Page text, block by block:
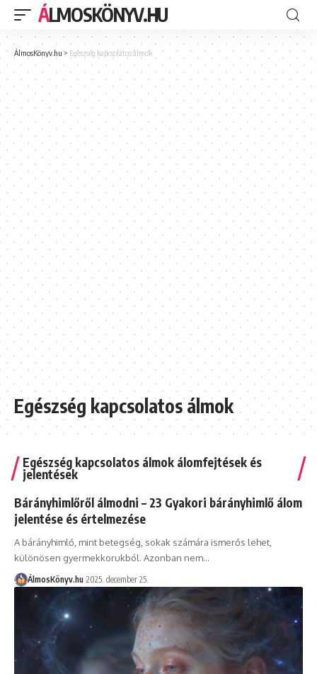
ÁLMOSKÖNYV.HU
ÁlmosKönyv.hu> Egészség kapcsolatos álmok
Egészség kapcsolatos álmok
Egészség kapcsolatos álmok álomfejtések és
jelentések
Bárányhimlőről álmodni – 23 Gyakori bárányhimlő álom
jelentése és értelmezése
A bárányhimlő, mint betegség, sokak számára ismerős lehet,
különösen gyermekkorukból. Azonban nem…
ÁlmosKönyv.hu 2025. december 25.